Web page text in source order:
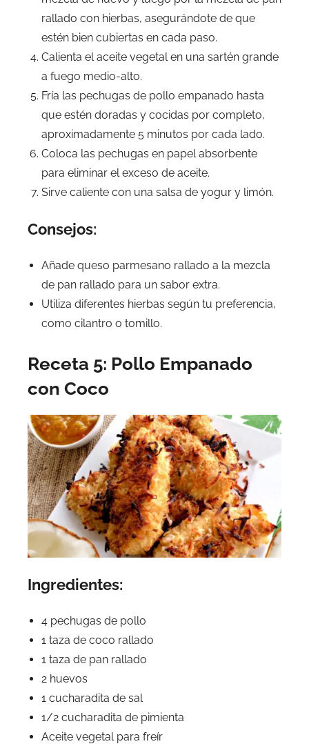
rallado con hierbas, asegurándote de que
estén bien cubiertas en cada paso.
Calienta el aceite vegetal en una sartén grande
a fuego medio-alto.
Fría las pechugas de pollo empanado hasta
que estén doradas y cocidas por completo,
aproximadamente 5 minutos por cada lado.
Coloca las pechugas en papel absorbente
para eliminar el exceso de aceite.
Sirve caliente con una salsa de yogur y limón.
Consejos:
Añade queso parmesano rallado a la mezcla
de pan rallado para un sabor extra.
Utiliza diferentes hierbas según tu preferencia,
como cilantro o tomillo.
Receta 5: Pollo Empanado
con Coco
Ingredientes:
4 pechugas de pollo
1 taza de coco rallado
1 taza de pan rallado
2 huevos
1 cucharadita de sal
1/2 cucharadita de pimienta
Aceite vegetal para freír